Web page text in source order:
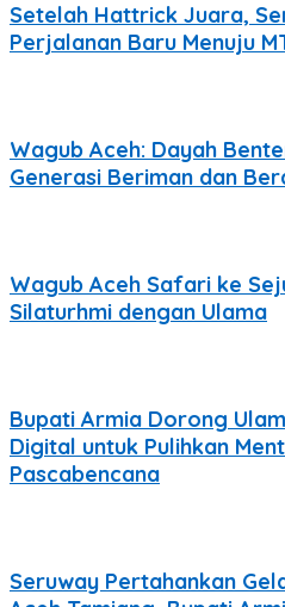
Setelah Hattrick Juara,
Perjalanan Baru Menuju
Wagub Aceh: Dayah
Generasi Beriman dan
Wagub Aceh Safari ke
Silaturhmi dengan Ulama
Bupati Armia Dorong
Digital untuk Pulihkan
Pascabencana
Seruway Pertahankan